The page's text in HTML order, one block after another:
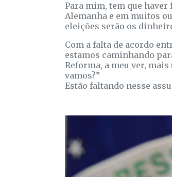
Para mim, tem que
Alemanha e em muitos
eleições serão os
Com a falta de acordo
estamos caminhando
Reforma, a meu ver, mais
vamos?”
Estão faltando nesse